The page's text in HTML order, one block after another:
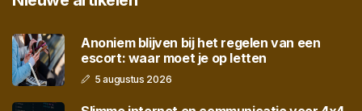
Anoniem blijven bij het regelen van een
escort: waar moet je op letten
5 augustus 2026